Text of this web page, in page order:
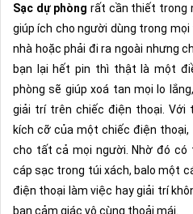
Sạc dự phòng rất cần thiết trong
giúp ích cho người dùng trong
nhà hoặc phải đi ra ngoài nhưng
bạn lại hết pin thì thật là một
phòng sẽ giúp xoá tan mọi lo
giải trí trên chiếc điện thoại. Với
kích cỡ của một chiếc điện
cho tất cả mọi người. Nhờ đó có
cáp sạc trong túi xách, balo một
điện thoại làm việc hay giải trí
bạn cảm giác vô cùng thoải mái.